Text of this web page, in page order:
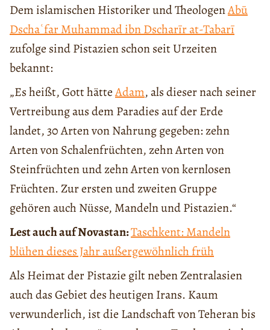
Dem islamischen Historiker und TheologenAbū
Dschaʿfar Muhammad ibn Dscharīr at-Tabarī
zufolge sind Pistazien schon seit Urzeiten
bekannt:
„Es heißt, Gott hätteAdam, als dieser nach seiner
Vertreibung aus dem Paradies auf der Erde
landet, 30 Arten von Nahrung gegeben: zehn
Arten von Schalenfrüchten, zehn Arten von
Steinfrüchten und zehn Arten von kernlosen
Früchten. Zur ersten und zweiten Gruppe
gehören auch Nüsse, Mandeln und Pistazien.“
Lest auch auf Novastan:Taschkent: Mandeln
blühen dieses Jahr außergewöhnlich früh
Als Heimat der Pistazie gilt neben Zentralasien
auch das Gebiet des heutigen Irans. Kaum
verwunderlich, ist die Landschaft von Teheran bis